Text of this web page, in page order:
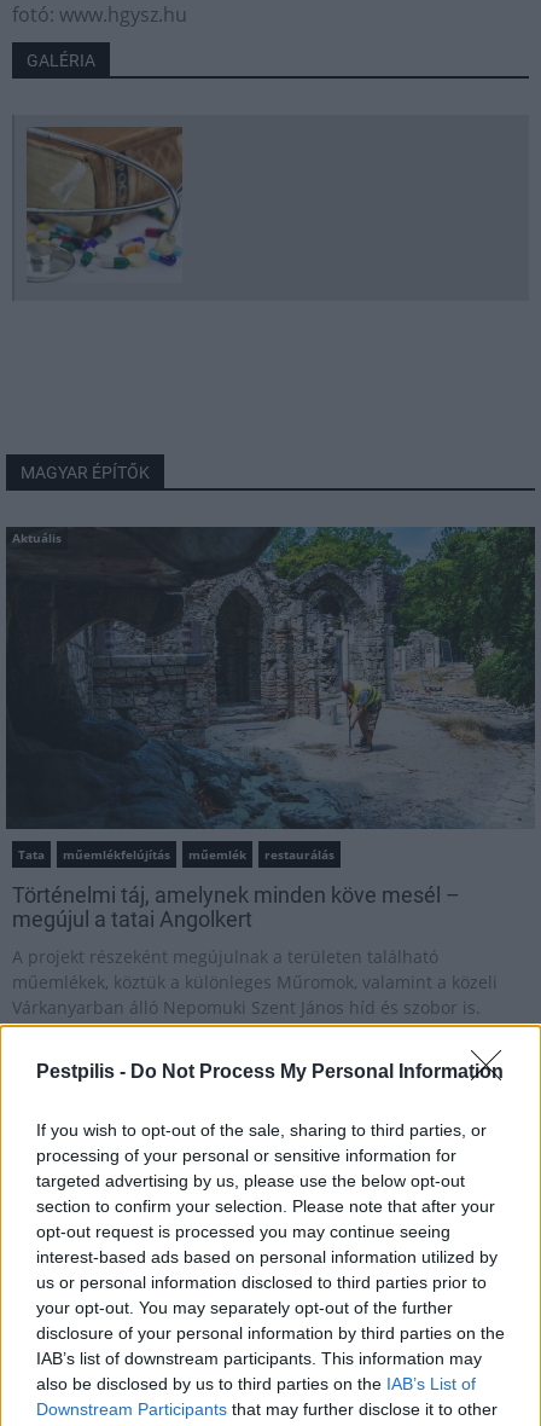
Pestpilis - Do Not Process My Personal Information
If you wish to opt-out of the sale, sharing to third parties, or
processing of your personal or sensitive information for
targeted advertising by us, please use the below opt-out
section to confirm your selection. Please note that after your
opt-out request is processed you may continue seeing
interest-based ads based on personal information utilized by
us or personal information disclosed to third parties prior to
your opt-out. You may separately opt-out of the further
disclosure of your personal information by third parties on the
IAB’s list of downstream participants. This information may
also be disclosed by us to third parties on the IAB’s List of
Downstream Participants that may further disclose it to other
fotó: www.hgysz.hu
GALÉRIA
MAGYAR ÉPÍTŐK
Aktuális
Tata műemlékfelújítás műemlék restaurálás
Történelmi táj, amelynek minden köve mesél –
megújul a tatai Angolkert
A projekt részeként megújulnak a területen található
műemlékek, köztük a különleges Műromok, valamint a közeli
Várkanyarban álló Nepomuki Szent János híd és szobor is.
M1 bővítés: már zajlik a teljesen új
Bicske Kelet csomópont építése
Új gyalogosátkelők és jelzőlámpás
csomópont épül Angyalföldön
Másfélszeresére bővítik
Hódmezővásárhely jó hírű református
iskoláját